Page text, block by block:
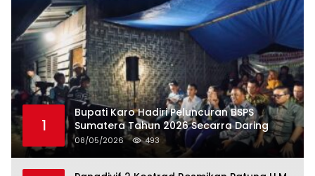
1
Bupati Karo Hadiri Peluncuran BSPS
Sumatera Tahun 2026 Secarra Daring
08/05/2026 493